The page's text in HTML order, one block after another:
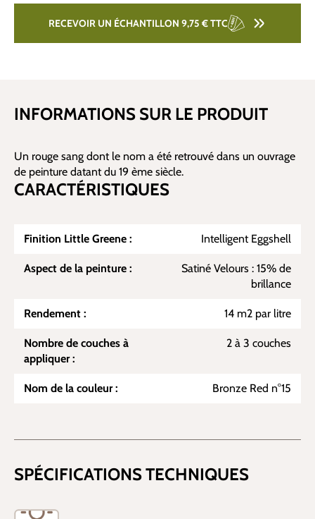
RECEVOIR UN ÉCHANTILLON 9,75 €TTC
INFORMATIONS SUR LE PRODUIT
Un rouge sang dont le nom a été retrouvé dans un ouvrage
de peinture datant du 19 ème siècle.
CARACTÉRISTIQUES
Finition Little Greene : Intelligent Eggshell
Aspect de la peinture :
Satiné Velours : 15% de
brillance
Rendement : 14 m2 par litre
Nombre de couches à
appliquer :
2 à 3 couches
Nom de la couleur : Bronze Red n°15
SPÉCIFICATIONS TECHNIQUES